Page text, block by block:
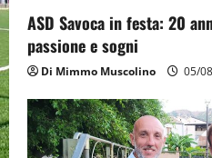
o
n
ASD Savoca in festa: 20
passione e sogni
Di Mimmo Muscolino 05/